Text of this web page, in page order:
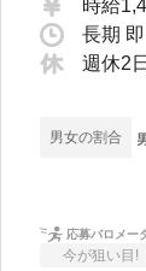
時給
週休2
男女の割合
応募バロメー
今が狙い目!